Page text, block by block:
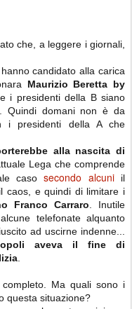
che, a leggere i giornali,
candidato alla carica
Maurizio Beretta by
i presidenti della B siano
Quindi domani non è da
i presidenti della A che
alla nascita di
Lega che comprende
casosecondo alcuniil
caos, e quindi di limitare i
Franco Carraro . Inutile
telefonate alquanto
ad uscirne indenne...
aveva il fine di
Ma quali sono i
questa situazione?